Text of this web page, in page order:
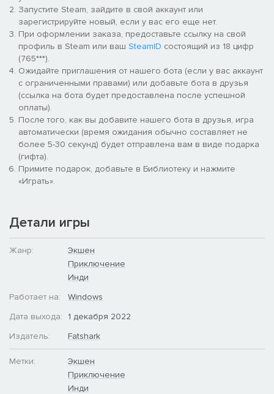
Запустите Steam, зайдите в свой аккаунт или
зарегистрируйте новый, если у вас его еще нет.
При оформлении заказа, предоставьте ссылку на свой
профиль в Steam или ваш SteamID состоящий из 18 цифр
(765***).
Ожидайте приглашения от нашего бота (если у вас аккаунт
с ограниченными правами) или добавьте бота в друзья
(ссылка на бота будет предоставлена после успешной
оплаты).
После того, как вы добавите нашего бота в друзья, игра
автоматически (время ожидания обычно составляет не
более 5-30 секунд) будет отправлена вам в виде подарка
(гифта).
Примите подарок, добавьте в Библиотеку и нажмите
«Играть».
Детали игры
Жанр:
Экшен
Приключение
Инди
Работает на:
Windows
Дата выхода:
1 декабря 2022
Издатель:
Fatshark
Метки:
Экшен
Приключение
Инди